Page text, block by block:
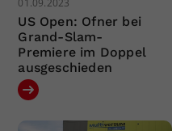
US Open: Ofner bei
Grand-Slam-
Premiere im Doppel
ausgeschieden